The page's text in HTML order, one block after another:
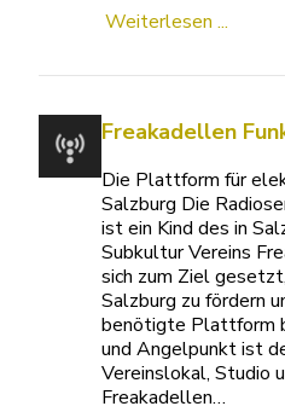
Weiterlesen ...
Freakadellen
Die Plattform für
Salzburg Die
ist ein Kind des in
Subkultur Vereins
sich zum Ziel
Salzburg zu fördern
benötigte Plattform
und Angelpunkt ist
Vereinslokal, Studio
Freakadellen…